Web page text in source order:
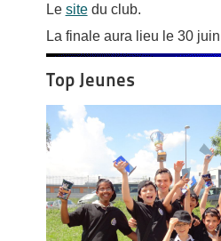
Le sitedu club.
La finale aura lieu le 30
Top Jeunes